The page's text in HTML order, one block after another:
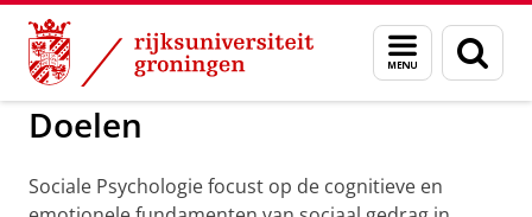
Skip
Content
Skip
Navigation
Menu
en
zoeken
GMW Sociale Psychologie
Doelen
Sociale Psychologie focust op de cognitieve en